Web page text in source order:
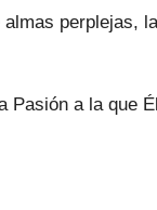
perplejas,
a la que